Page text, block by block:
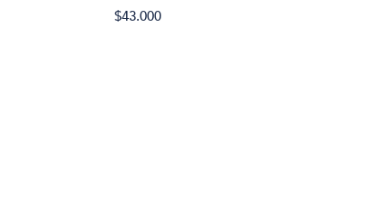
$43.000